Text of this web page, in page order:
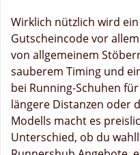
Wirklich nützlich wird
Gutscheincode vor
von allgemeinem
sauberem Timing und
bei Running-Schuhen
längere Distanzen oder
Modells macht es
Unterschied, ob du